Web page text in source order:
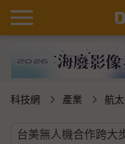
科技網 產業 航